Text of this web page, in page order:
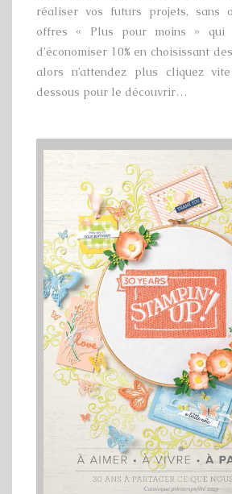
réaliser vos futurs projets, sans
offres « Plus pour moins » qui
d’économiser 10% en choisissant
alors n’attendez plus cliquez
dessous pour le découvrir…